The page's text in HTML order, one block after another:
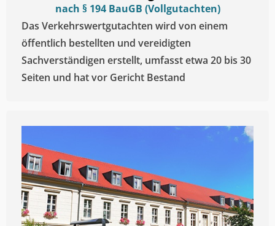
nach § 194 BauGB (Vollgutachten)
Das Verkehrswertgutachten wird von einem
öffentlich bestellten und vereidigten
Sachverständigen erstellt, umfasst etwa 20 bis 30
Seiten und hat vor Gericht Bestand